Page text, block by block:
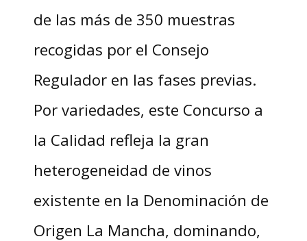
de las más de 350 muestras
recogidas por el Consejo
Regulador en las fases previas.
Por variedades, este Concurso a
la Calidad refleja la gran
heterogeneidad de vinos
existente en la Denominación de
Origen La Mancha, dominando,